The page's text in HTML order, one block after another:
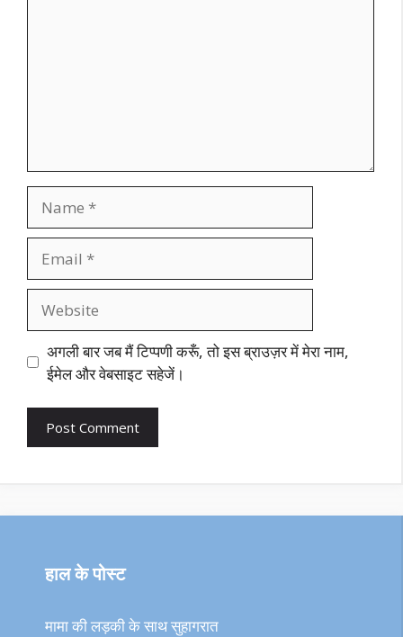
अगली बार जब मैं टिप्पणी करूँ, तो इस ब्राउज़र में मेरा नाम,
ईमेल और वेबसाइट सहेजें।
हाल के पोस्ट
मामा की लड़की के साथ सुहागरात